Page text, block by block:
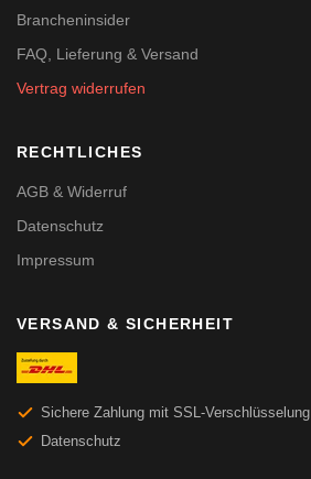
Brancheninsider
FAQ, Lieferung & Versand
Vertrag widerrufen
RECHTLICHES
AGB & Widerruf
Datenschutz
Impressum
VERSAND & SICHERHEIT
Sichere Zahlung mit SSL-Verschlüsselung
Datenschutz